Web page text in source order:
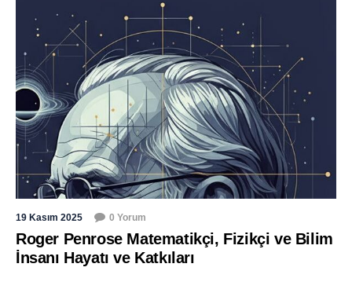
19 Kasım 2025 0 Yorum
Roger Penrose Matematikçi, Fizikçi ve Bilim
İnsanı Hayatı ve Katkıları